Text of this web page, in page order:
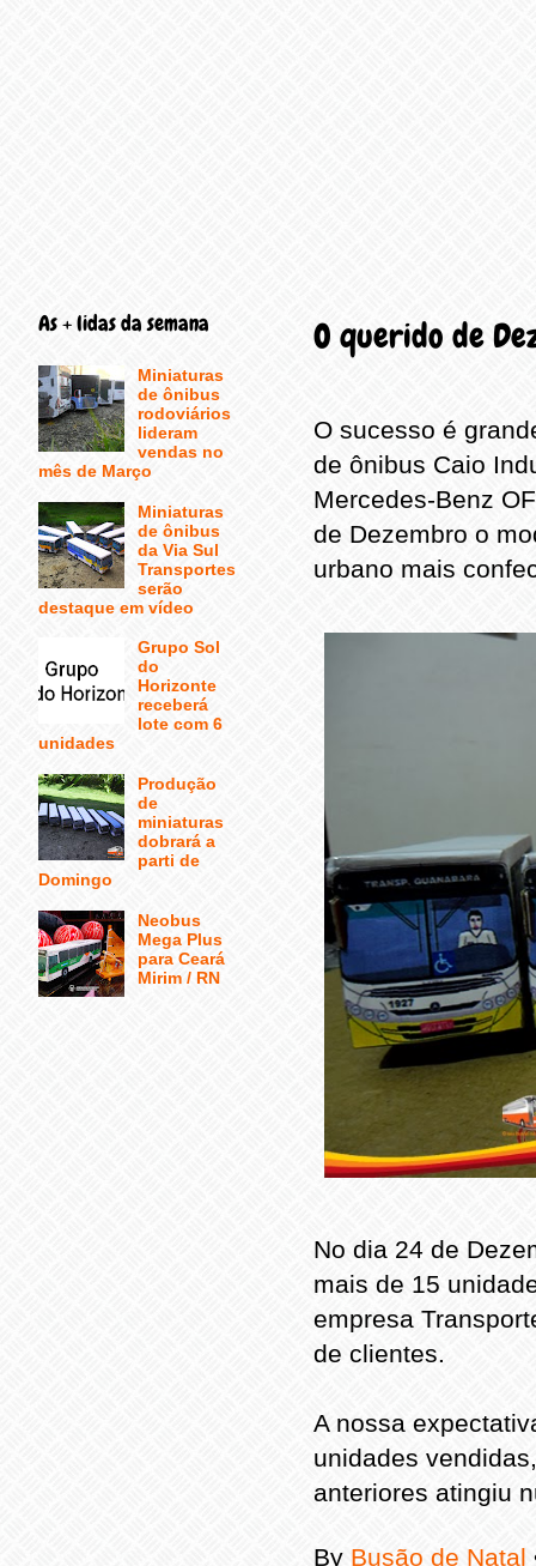
O querido de
O sucesso é
de ônibus Caio
Mercedes-Benz
de Dezembro o
urbano mais
No dia 24 de
mais de 15
empresa
de clientes.
A nossa
unidades
anteriores atingiu
By Busão de Natal
As + lidas da semana
Miniaturas
de ônibus
rodoviários
lideram
vendas no
mês de Março
Miniaturas
de ônibus
da Via Sul
Transportes
serão
destaque em vídeo
Grupo Sol
do
Horizonte
receberá
lote com 6
unidades
Produção
de
miniaturas
dobrará a
parti de
Domingo
Neobus
Mega Plus
para Ceará
Mirim / RN